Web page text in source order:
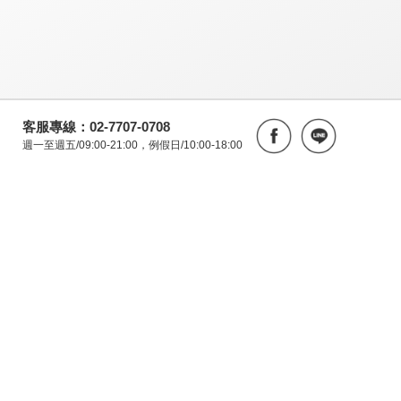
客服專線：02-7707-0708
週一至週五/09:00-21:00，例假日/10:00-18:00